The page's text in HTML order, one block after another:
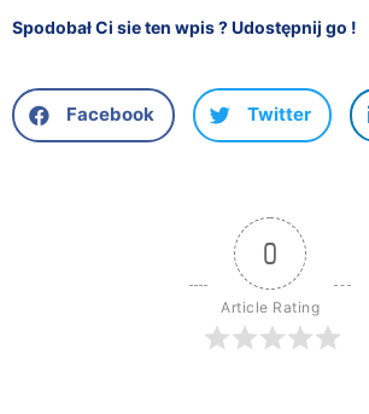
Spodobał Ci sie ten wpis ? Udostępnij go !
Facebook Twitter
0
Article Rating